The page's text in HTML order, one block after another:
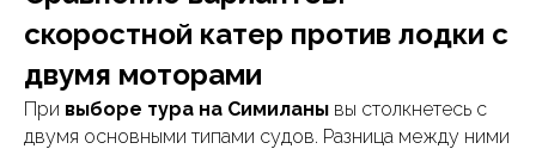
скоростной катер против лодки с
двумя моторами
При выборе тура на Симиланы вы столкнетесь с
двумя основными типами судов. Разница между ними